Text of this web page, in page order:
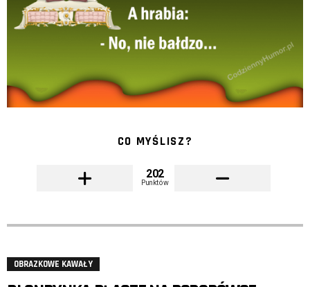
CO MYŚLISZ?
202
Punktów
OBRAZKOWE KAWAŁY